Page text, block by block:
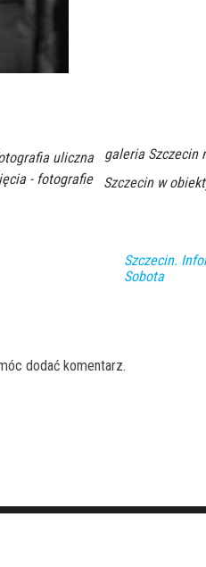
uliczna galeria Szczecin
- fotografie Szczecin w
Szczecin.
Sobota
dodać komentarz.